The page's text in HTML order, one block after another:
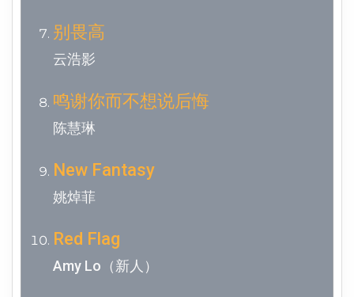
别畏高
云浩影
鸣谢你而不想说后悔
陈慧琳
New Fantasy
姚焯菲
Red Flag
Amy Lo（新人）